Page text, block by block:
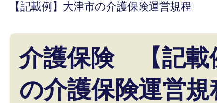
【記載例】大津市の介護保険運営規程
介護保険 【記載
の介護保険運営規